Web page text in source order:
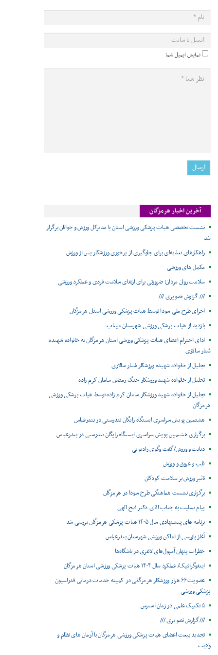
نمایش ایمیل شما
آخرین اخبار هرمزگان
نشست تخصصی هیات پزشکی ورزشی استان با مدیرکل ورزش و جوانان برگزار
شد
راهکارهای تغذیه‌ای برای جلوگیری از پرخوری ورزشکار پس از ورزش
مکمل های ورزشی
سلامت روان مردان؛ ضرورتی برای ارتقای سلامت فردی و عملکرد ورزشی
/// گزارش تصویری ///
اجرای طرح ملی سودا توسط هیات پزشکی ورزشی استان هرمزگان
بازدید از هیات پزشکی ورزشی شهرستان میناب
ادای احترام اعضای هیات پزشکی ورزشی استان هرمزگان به خانواده شهیده
سُنار سالاری
تجلیل از خانواده شهیده ورزشکار سُنار سالاری
تجلیل از خانواده شهید ورزشکار جنگ رمضان سامان کرم زاده
تجلیل از خانواده شهید ورزشکار سامان کرم زاده توسط هیات پزشکی ورزشی
هرمزگان
هشتمین پویش سراسری ایستگاه رایگان تندرستی در بندرعباس
برگزاری هشتمین پویش سراسری ایستگاه رایگان تندرستی در بندرعباس
دیابت و ورزش/گفت وگوی رادیویی
قلب و عروق و ورزش
تاثیر ورزش بر سلامت کودکان
برگزاری نشست هماهنگی طرح سودا در هرمزگان
پیام تسلیت به جناب اقای دکتر فتح الهی
برنامه های پیشنهادی سال ۱۴۰۵ هیات پزشکی هرمزگان بررسی شد
آغاز بازرسی از اماکن ورزشی شهرستان بندرعباس
خطرات پنهان آمپول‌های لاغری در باشگاه‌ها
اینفوگرافیک/ عملکرد سال ۱۴۰۴ هیات پزشکی ورزشی استان هرمزگان
عضویت ۶۶ هزار ورزشکار هرمزگانی در کمیته خدمات درمانی فدراسیون
پزشکی ورزشی
۵ تکنیک علمی در زمان استرس
///گزارش تصویری ///
تجدید بیعت اعضای هیات پزشکی ورزشی هرمزگان با آرمان های نظام و
ولایت